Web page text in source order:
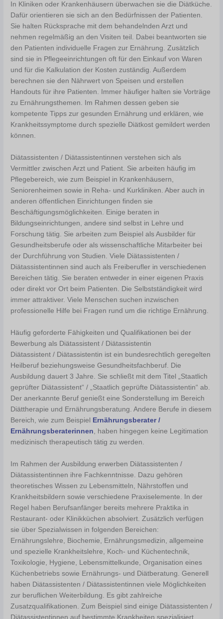
In Kliniken oder Krankenhäusern überwachen sie die Diätküche.
Dafür orientieren sie sich an den Bedürfnissen der Patienten.
Sie halten Rücksprache mit dem behandelnden Arzt und
nehmen regelmäßig an den Visiten teil. Dabei beantworten sie
den Patienten individuelle Fragen zur Ernährung. Zusätzlich
sind sie in Pflegeeinrichtungen oft für den Einkauf von Waren
und für die Kalkulation der Kosten zuständig. Außerdem
berechnen sie den Nährwert von Speisen und erstellen
Handouts für ihre Patienten. Immer häufiger halten sie Vorträge
zu Ernährungsthemen. Im Rahmen dessen geben sie
kompetente Tipps zur gesunden Ernährung und erklären, wie
Krankheitssymptome durch spezielle Diätkost gemildert werden
können.
Diätassistenten / Diätassistentinnen verstehen sich als
Vermittler zwischen Arzt und Patient. Sie arbeiten häufig im
Pflegebereich, wie zum Beispiel in Krankenhäusern,
Seniorenheimen sowie in Reha- und Kurkliniken. Aber auch in
anderen öffentlichen Einrichtungen finden sie
Beschäftigungsmöglichkeiten. Einige beraten in
Bildungseinrichtungen, andere sind selbst in Lehre und
Forschung tätig. Sie arbeiten zum Beispiel als Ausbilder für
Gesundheitsberufe oder als wissenschaftliche Mitarbeiter bei
der Durchführung von Studien. Viele Diätassistenten /
Diätassistentinnen sind auch als Freiberufler in verschiedenen
Bereichen tätig. Sie beraten entweder in einer eigenen Praxis
oder direkt vor Ort beim Patienten. Die Selbstständigkeit wird
immer attraktiver. Viele Menschen suchen inzwischen
professionelle Hilfe bei Fragen rund um die richtige Ernährung.
Häufig geforderte Fähigkeiten und Qualifikationen bei der
Bewerbung als Diätassistent / Diätassistentin
Diätassistent / Diätassistentin ist ein bundesrechtlich geregelten
Heilberuf beziehungsweise Gesundheitsfachberuf. Die
Ausbildung dauert 3 Jahre. Sie schließt mit dem Titel „Staatlich
geprüfter Diätassistent“ / „Staatlich geprüfte Diätassistentin“ ab.
Der anerkannte Beruf genießt eine Sonderstellung im Bereich
Diättherapie und Ernährungsberatung. Andere Berufe in diesem
Bereich, wie zum Beispiel
Ernährungsberater /
Ernährungsberaterinnen , haben hingegen keine Legitimation
medizinisch therapeutisch tätig zu werden.
Im Rahmen der Ausbildung erwerben Diätassistenten /
Diätassistentinnen ihre Fachkenntnisse. Dazu gehören
theoretisches Wissen zu Lebensmitteln, Nährstoffen und
Krankheitsbildern sowie verschiedene Praxiselemente. In der
Regel haben Berufsanfänger bereits mehrere Praktika in
Restaurant- oder Klinikküchen absolviert. Zusätzlich verfügen
sie über Spezialwissen in folgenden Bereichen:
Ernährungslehre, Biochemie, Ernährungsmedizin, allgemeine
und spezielle Krankheitslehre, Koch- und Küchentechnik,
Toxikologie, Hygiene, Lebensmittelkunde, Organisation eines
Küchenbetriebs sowie Ernährungs- und Diätberatung. Generell
haben Diätassistenten / Diätassistentinnen viele Möglichkeiten
zur beruflichen Weiterbildung. Es gibt zahlreiche
Zusatzqualifikationen. Zum Beispiel sind einige Diätassistenten /
Diätassistentinnen auf bestimmte Krankheiten spezialisiert,